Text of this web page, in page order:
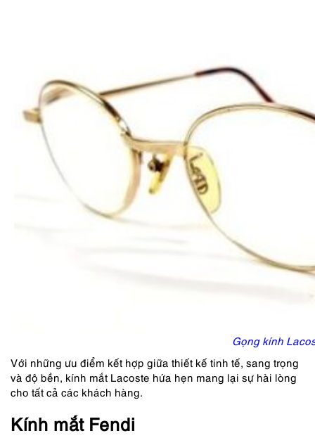
Gọng kính
Với những ưu điểm kết hợp giữa thiết kế tinh tế, sang trọng
và độ bền, kính mắt Lacoste hứa hẹn mang lại sự hài lòng
cho tất cả các khách hàng.
Kính mắt Fendi